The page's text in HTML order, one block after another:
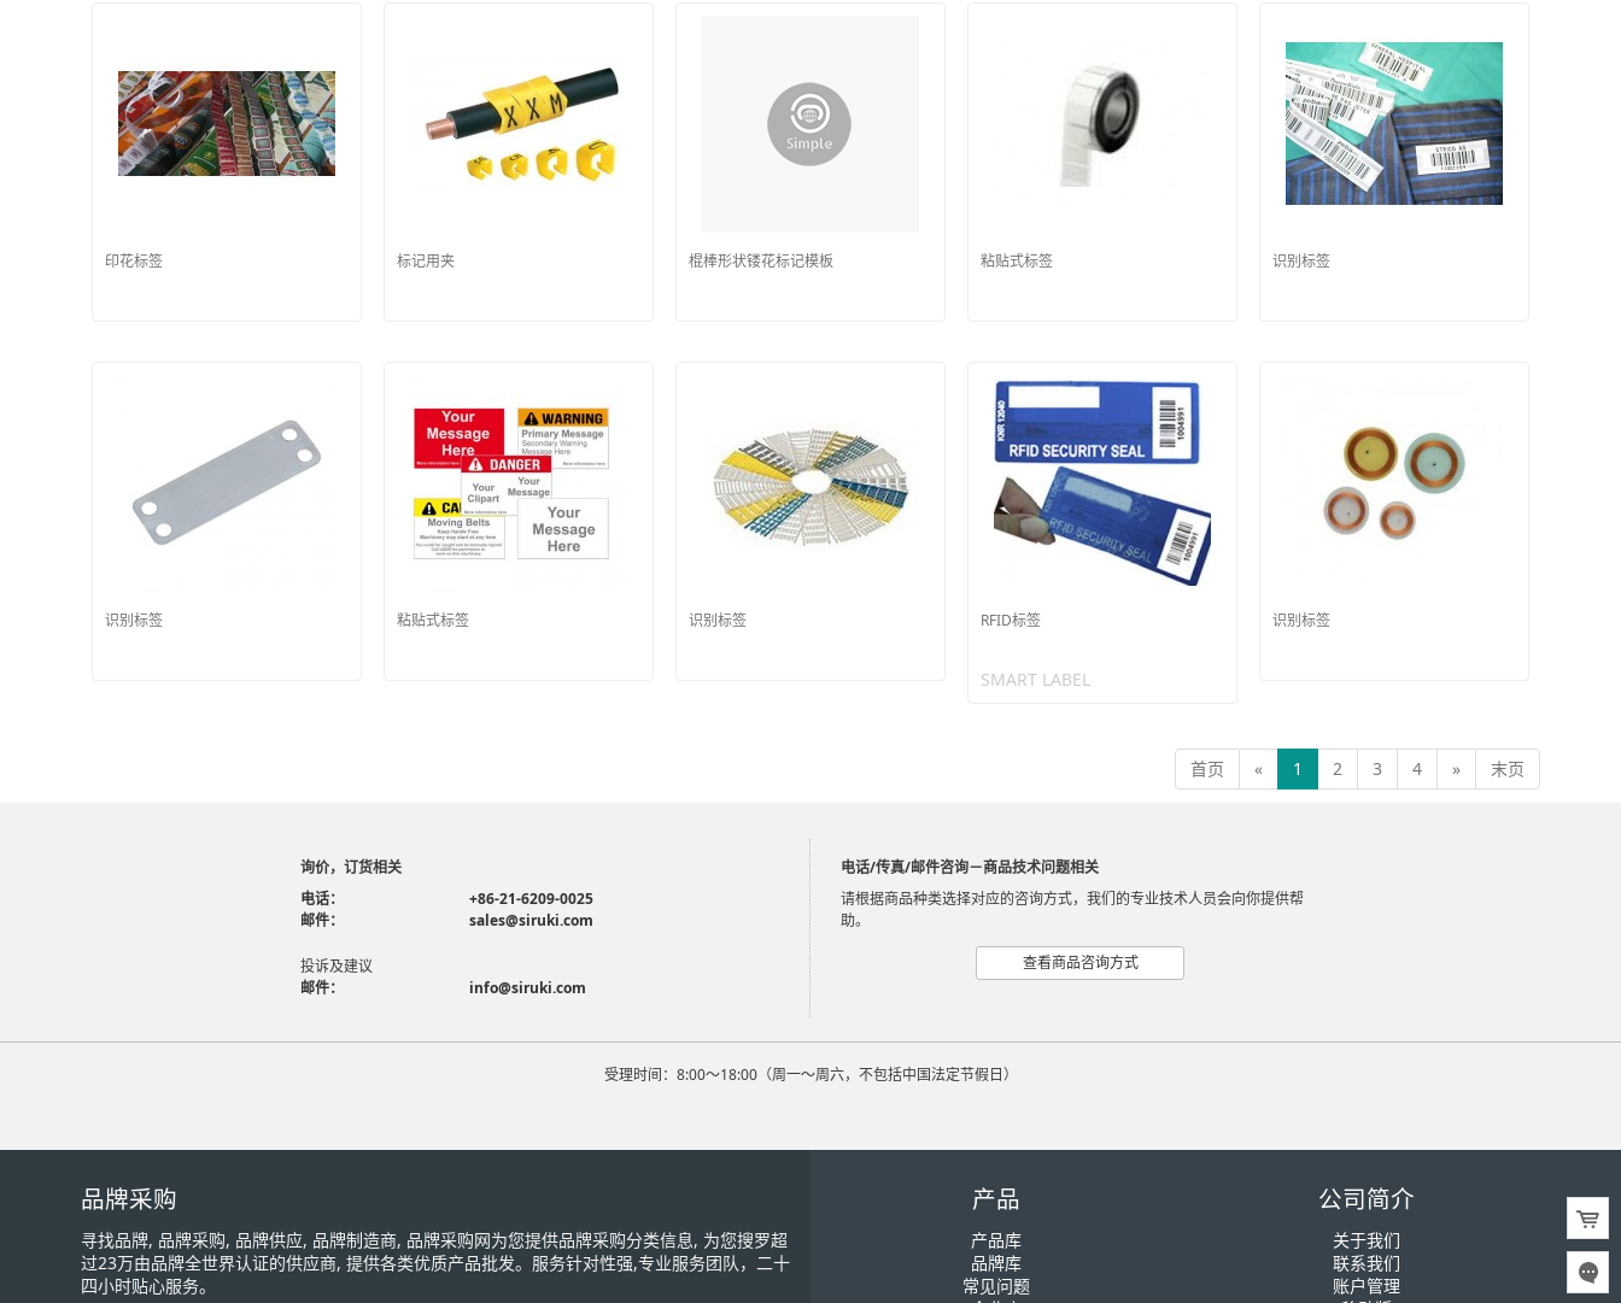
印花标签 标记用夹 棍棒形状镂花标记模板 粘贴式标签 识别标签
识别标签 粘贴式标签 识别标签 RFID标签
SMART LABEL
识别标签
首页 « 1 2 3 4 » 末页
询价，订货相关
电话：
+86-21-6209-0025
邮件：
sales@siruki.com
投诉及建议
邮件：
info@siruki.com
电话/传真/邮件咨询－商品技术问题相关
请根据商品种类选择对应的咨询方式，我们的专业技术人员会向你提供帮
助。
查看商品咨询方式
受理时间：8:00～18:00（周一～周六，不包括中国法定节假日）
品牌采购
寻找品牌, 品牌采购, 品牌供应, 品牌制造商, 品牌采购网为您提供品牌采购分类信息, 为您搜罗超
过23万由品牌全世界认证的供应商, 提供各类优质产品批发。服务针对性强,专业服务团队，二十
四小时贴心服务。
产品
产品库
品牌库
常见问题
公司简介
关于我们
联系我们
账户管理